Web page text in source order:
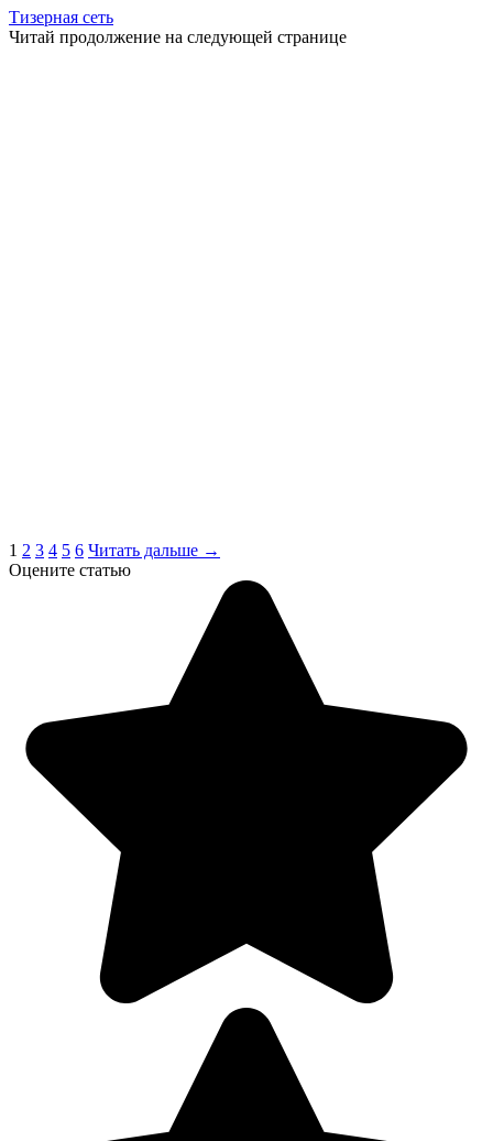
Тизерная сеть
Читай продолжение на следующей странице
1 2 3 4 5 6 Читать дальше →
Оцените статью